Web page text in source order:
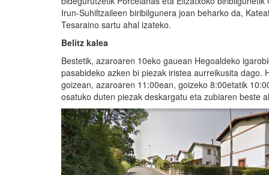
Irun-Suhiltzaileen biribilgunera joan beharko da,
Tesaraino sartu ahal izateko.
Belitz kalea
Bestetik, azaroaren 10eko gauean Hegoaldeko
pasabideko azken bi piezak iristea aurreikusita dago.
goizean, azaroaren 11:00ean, goizeko 8:00etatik
osatuko duten piezak deskargatu eta zubiaren beste